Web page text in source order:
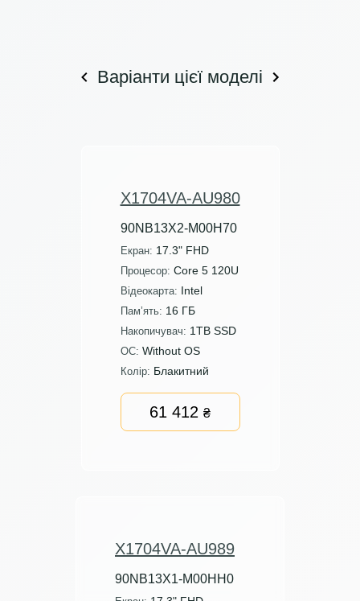
Варіанти цієї моделі
X1704VA-AU980
90NB13X2-M00H70
Екран: 17.3" FHD
Процесор: Core 5 120U
Відеокарта: Intel
Пам’ять: 16 ГБ
Накопичувач: 1TB SSD
ОС: Without OS
Колір: Блакитний
61 412 ₴
X1704VA-AU989
90NB13X1-M00HH0